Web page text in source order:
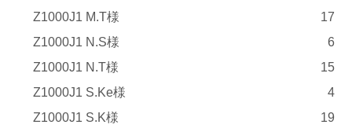
Z1000J1 M.T様
17
Z1000J1 N.S様
6
Z1000J1 N.T様
15
Z1000J1 S.Ke様
4
Z1000J1 S.K様
19